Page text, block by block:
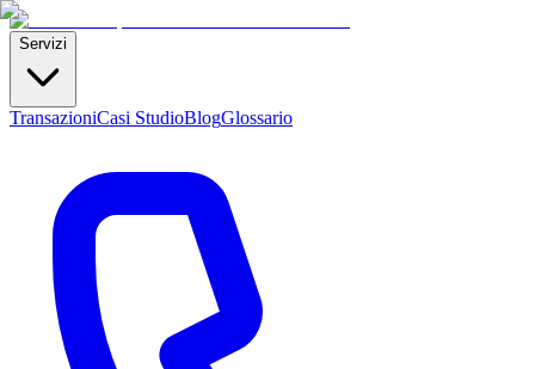
Servizi
TransazioniCasi StudioBlogGlossario